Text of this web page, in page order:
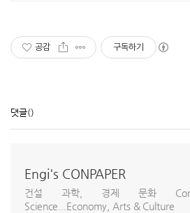
공감 구독하기
댓글()
Engi's CONPAPER
건설 과학, 경제 문화
Science...Economy, Arts & Culture